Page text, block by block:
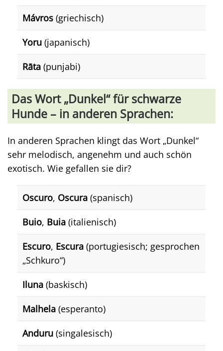
Mávros (griechisch)
Yoru (japanisch)
Rāta (punjabi)
Das Wort „Dunkel“ für schwarze
Hunde – in anderen Sprachen:
In anderen Sprachen klingt das Wort „Dunkel“
sehr melodisch, angenehm und auch schön
exotisch. Wie gefallen sie dir?
Oscuro, Oscura (spanisch)
Buio, Buia (italienisch)
Escuro, Escura (portugiesisch; gesprochen
„Schkuro“)
Iluna (baskisch)
Malhela (esperanto)
Anduru (singalesisch)